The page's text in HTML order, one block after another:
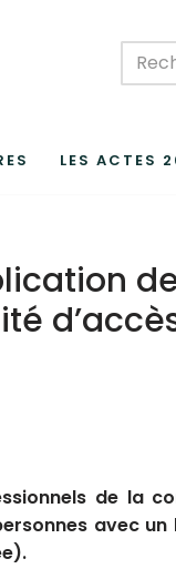
LES ACTES
de la
avec